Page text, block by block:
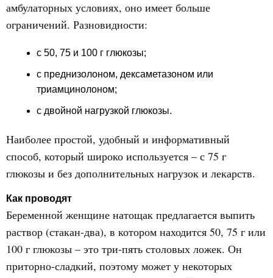
амбулаторных условиях, оно имеет больше
ограничений. Разновидности:
с 50, 75 и 100 г глюкозы;
с преднизолоном, дексаметазоном или
триамцинолоном;
с двойной нагрузкой глюкозы.
Наиболее простой, удобный и информативный
способ, который широко используется – с 75 г
глюкозы и без дополнительных нагрузок и лекарств.
Как проводят
Беременной женщине натощак предлагается выпить
раствор (стакан-два), в котором находится 50, 75 г или
100 г глюкозы – это три-пять столовых ложек. Он
приторно-сладкий, поэтому может у некоторых